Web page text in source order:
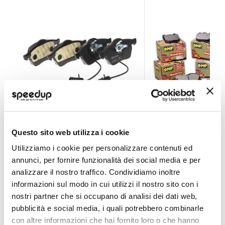
Questo sito web utilizza i cookie
Utilizziamo i cookie per personalizzare contenuti ed
annunci, per fornire funzionalità dei social media e per
analizzare il nostro traffico. Condividiamo inoltre
informazioni sul modo in cui utilizzi il nostro sito con i
nostri partner che si occupano di analisi dei dati web,
pubblicità e social media, i quali potrebbero combinarle
con altre informazioni che hai fornito loro o che hanno
BREMBO
45,90 €
CONSEGNA IN 48H Spedizione gratuita!
OMP
Prezzo
speciale
9,90 € -80%